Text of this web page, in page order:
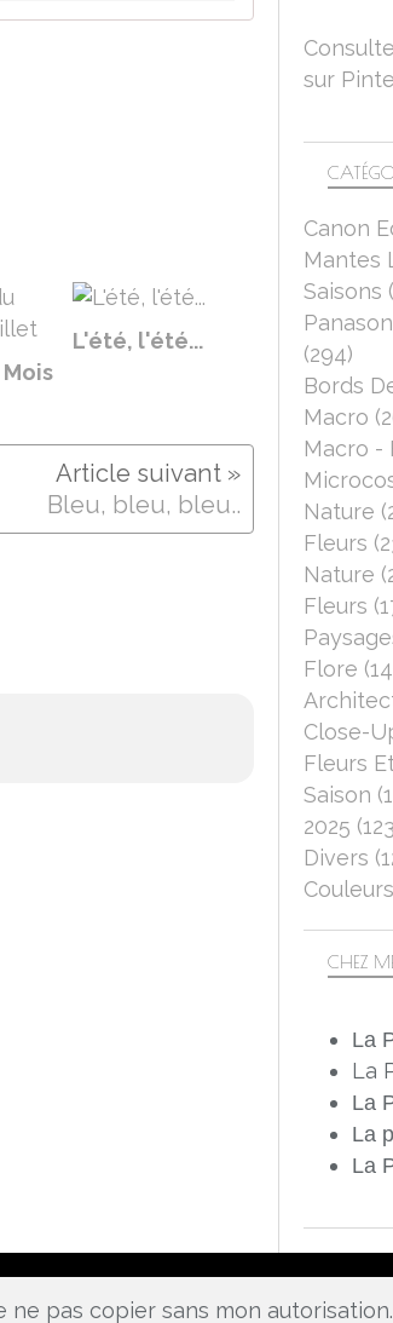
L'été, l'été...
Bleu, bleu, bleu..
Canon
Mantes
Saisons
(294)
Bords
Macro
Macro -
Nature
Fleurs
Nature
Fleurs
Flore
Close-
Fleurs
Saison
2025
Divers
Couleurs
sur
CHEZ
La
La
La
La
La
ne pas copier sans mon